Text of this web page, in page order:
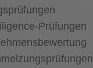
Prüfungen